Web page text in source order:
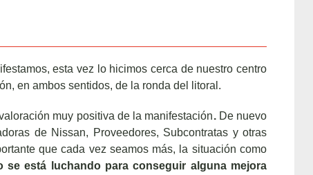
esta vez lo hicimos cerca de nuestro centro
en ambos sentidos, de la ronda del litoral.
muy positiva de la manifestación. De nuevo
de Nissan, Proveedores, Subcontratas y otras
que cada vez seamos más, la situación como
se está luchando para conseguir alguna mejora